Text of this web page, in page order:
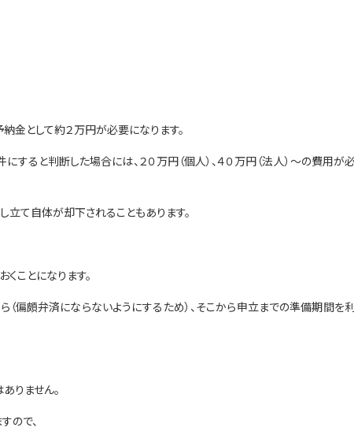
金として約２万円が必要になります。
ると判断した場合には、２０万円（個人）、４０万円（法人）～の費用が
立て自体が却下されることもあります。
ことになります。
偏頗弁済にならないようにするため）、そこから申立までの準備期間を
りません。
ので、